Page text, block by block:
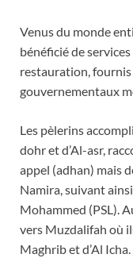
Venus du monde
bénéficié de
restauration,
gouvernementaux
Les pèlerins
dohr et d’Al-asr,
appel (adhan) mais
Namira, suivant
Mohammed (PSL).
vers Muzdalifah où
Maghrib et d’Al Icha.